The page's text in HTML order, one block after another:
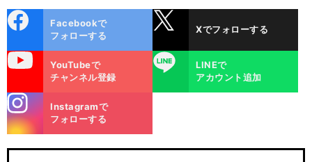
ok
Facebookで
フォローする
Xでフォローする
YouTubeで
チャンネル登録
LINE
LINEで
アカウント追加
m
Instagramで
フォローする